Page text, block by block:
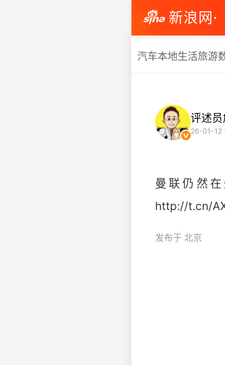
新浪网·
汽车本地生活旅游
评述员
26-01-12
曼联仍然
http://t.cn/
发布于 北京